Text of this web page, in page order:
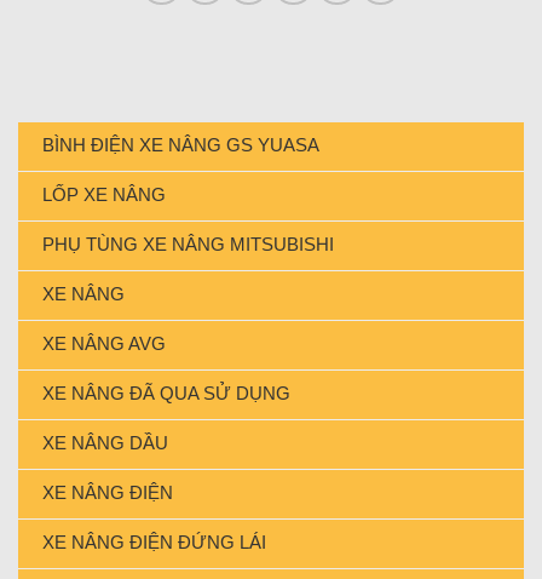
BÌNH ĐIỆN XE NÂNG GS YUASA
LỐP XE NÂNG
PHỤ TÙNG XE NÂNG MITSUBISHI
XE NÂNG
XE NÂNG AVG
XE NÂNG ĐÃ QUA SỬ DỤNG
XE NÂNG DẦU
XE NÂNG ĐIỆN
XE NÂNG ĐIỆN ĐỨNG LÁI